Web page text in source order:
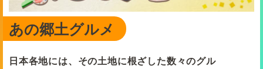
あの郷土グルメ
日本各地には、その土地に根ざした数々のグル